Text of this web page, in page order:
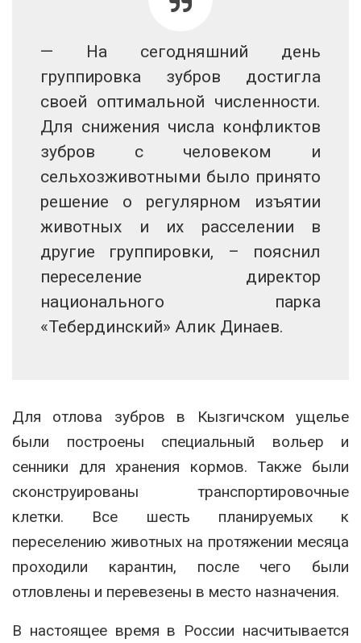
— На сегодняшний день
группировка зубров достигла
своей оптимальной численности.
Для снижения числа конфликтов
зубров с человеком и
сельхозживотными было принято
решение о регулярном изъятии
животных и их расселении в
другие группировки, – пояснил
переселение директор
национального парка
«Тебердинский» Алик Динаев.
Для отлова зубров в Кызгичском ущелье
были построены специальный вольер и
сенники для хранения кормов. Также были
сконструированы транспортировочные
клетки. Все шесть планируемых к
переселению животных на протяжении месяца
проходили карантин, после чего были
отловлены и перевезены в место назначения.
В настоящее время в России насчитывается